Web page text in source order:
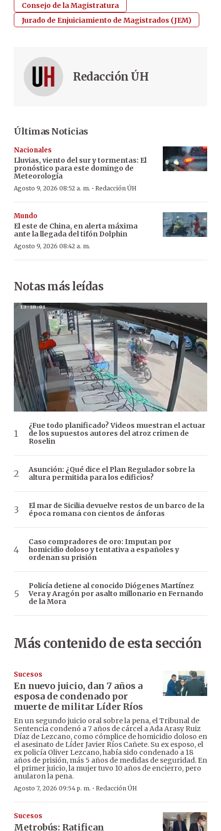
Consejo de la Magistratura
Jurado de Enjuiciamiento de Magistrados (JEM)
Redacción ÚH
Últimas Noticias
Nacionales
Lluvias, viento del sur y tormentas: El
pronóstico para este domingo de
Meteorología
Agosto 9, 2026 08:52 a. m. · Redacción ÚH
Mundo
El este de China, en alerta máxima
ante la llegada del tifón Dolphin
Agosto 9, 2026 08:42 a. m.
Notas más leídas
¿Fue todo planificado? Videos muestran el actuar
de los supuestos autores del atroz crimen de
Roselin
Asunción: ¿Qué dice el Plan Regulador sobre la
altura permitida para los edificios?
El mar de Sicilia devuelve restos de un barco de la
época romana con cientos de ánforas
Caso compradores de oro: Imputan por
homicidio doloso y tentativa a españoles y
ordenan su prisión
Policía detiene al conocido Diógenes Martínez
Vera y Aragón por asalto millonario en Fernando
de la Mora
Más contenido de esta sección
Sucesos
En nuevo juicio, dan 7 años a
esposa de condenado por
muerte de militar Líder Ríos
En un segundo juicio oral sobre la pena, el Tribunal de
Sentencia condenó a 7 años de cárcel a Ada Arasy Ruiz
Díaz de Lezcano, como cómplice de homicidio doloso en
el asesinato de Líder Javier Ríos Cañete. Su ex esposo, el
ex policía Oliver Lezcano, había sido condenado a 18
años de prisión, más 5 años de medidas de seguridad. En
el primer juicio, la mujer tuvo 10 años de encierro, pero
anularon la pena.
Agosto 7, 2026 09:54 p. m. · Redacción ÚH
Sucesos
Metrobús: Ratifican